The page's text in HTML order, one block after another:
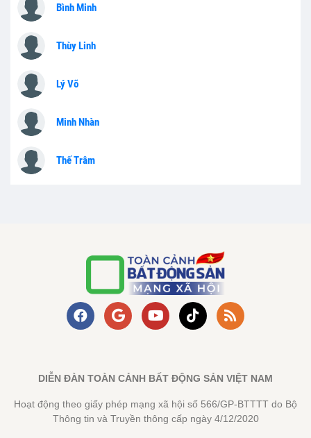
Bình Minh
Thùy Linh
Lý Võ
Minh Nhàn
Thế Trâm
DIỄN ĐÀN TOÀN CẢNH BẤT ĐỘNG SẢN VIỆT NAM
Hoạt động theo giấy phép mạng xã hội số 566/GP-BTTTT do Bộ
Thông tin và Truyền thông cấp ngày 4/12/2020